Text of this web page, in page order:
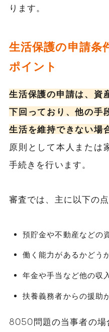
ります。
生活保護の申請条
ポイント
生活保護の申請は、資
下回っており、他の手
生活を維持できない場
原則として本人または
手続きを行います。
審査では、主に以下の
預貯金や不動産などの
働く能力があるかどう
年金や手当など他の収
扶養義務者からの援助
8050問題の当事者の場